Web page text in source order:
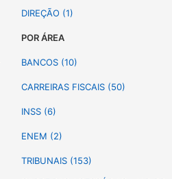
DIREÇÃO (1)
POR ÁREA
BANCOS (10)
CARREIRAS FISCAIS (50)
INSS (6)
ENEM (2)
TRIBUNAIS (153)